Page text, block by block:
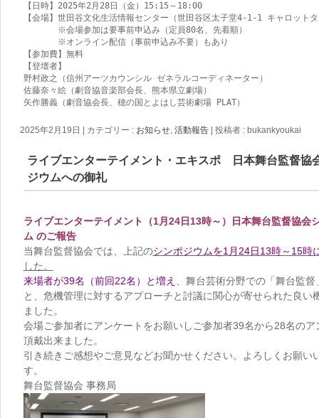
【日時】2025年2月28日（金）15:15～18:00
【会場】世田谷文化生活情報センター（世田谷区太子堂4-1-1 キャロット
※会場参加は要事前申込み（定員80名、先着順）
※オンライン配信（事前申込み不要）もあり
【参加費】無料
【登壇者】
野村政之（信州アーツカウンシル ゼネラルコーディネーター）
佐藤奈々絵（劇音協音楽部会長、熊本県立劇場）
矢作勝義（劇音協会長、穂の国とよはし芸術劇場 PLAT）
2025年2月19日 カテゴリー : お知らせ ,活動報告 |投稿者 : bukankyoukai
ライブエンターテイメント・エキスポ 日本舞台監督協
ジウムへの御礼
ライブエンターテイメント（1月24日13時～）日本舞台監督協会
ム のご報告
当舞台監督協会では、上記のシンポジウムを1月24日13時～15時
した。
来場者が39名（前回22名）と増え
、舞台芸術分野での「舞台監督
と、危機管理に対するアプローチと討議に関心が寄せられた良い
ました。
会場ご参加者にアンケートをお願いしご参加者39名から28名のア
頂戴出来ました。
引き続きご感想やご意見などお聞かせください。よろしくお願い
す。
舞台監督協会 事務局